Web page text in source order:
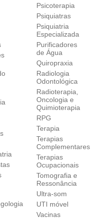
Psicoterapia
Psiquiatras
Psiquiatria
Especializada
Purificadores
de Água
Quiropraxia
Radiologia
Odontológica
Radioterapia,
Oncologia e
Quimioterapia
RPG
Terapia
Terapias
Complementares
Terapias
Ocupacionais
Tomografia e
Ressonância
Ultra-som
UTI móvel
Vacinas